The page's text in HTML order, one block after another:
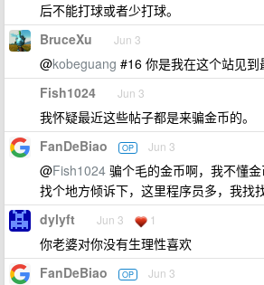
后不能打球或者少打球。
BruceXu Jun 3
@kobeguang #16 你是我在这个站见到
Fish1024 Jun 3
我怀疑最近这些帖子都是来骗金币的。
FanDeBiao OP Jun 3
@Fish1024 骗个毛的金币啊，我不懂
找个地方倾诉下，这里程序员多，我找
dylyft Jun 3 1
你老婆对你没有生理性喜欢
FanDeBiao OP Jun 3